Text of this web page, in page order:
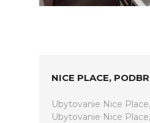
NICE PLACE,
Ubytovanie Nice
Ubytovanie Nice